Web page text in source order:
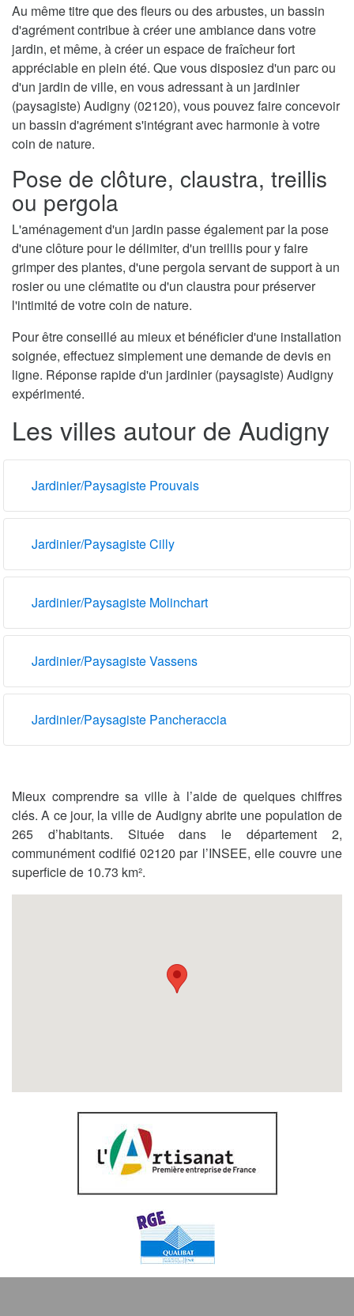
Au même titre que des fleurs ou des arbustes, un bassin
d'agrément contribue à créer une ambiance dans votre
jardin, et même, à créer un espace de fraîcheur fort
appréciable en plein été. Que vous disposiez d'un parc ou
d'un jardin de ville, en vous adressant à un jardinier
(paysagiste) Audigny (02120), vous pouvez faire concevoir
un bassin d'agrément s'intégrant avec harmonie à votre
coin de nature.
Pose de clôture, claustra, treillis
ou pergola
L'aménagement d'un jardin passe également par la pose
d'une clôture pour le délimiter, d'un treillis pour y faire
grimper des plantes, d'une pergola servant de support à un
rosier ou une clématite ou d'un claustra pour préserver
l'intimité de votre coin de nature.
Pour être conseillé au mieux et bénéficier d'une installation
soignée, effectuez simplement une demande de devis en
ligne. Réponse rapide d'un jardinier (paysagiste) Audigny
expérimenté.
Les villes autour de Audigny
Jardinier/Paysagiste Prouvais
Jardinier/Paysagiste Cilly
Jardinier/Paysagiste Molinchart
Jardinier/Paysagiste Vassens
Jardinier/Paysagiste Pancheraccia
Mieux comprendre sa ville à l’aide de quelques chiffres
clés. A ce jour, la ville de Audigny abrite une population de
265 d’habitants. Située dans le département 2,
communément codifié 02120 par l’INSEE, elle couvre une
superficie de 10.73 km².